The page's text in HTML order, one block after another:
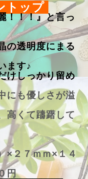
トップ
！！！』と言っ
の透明度にまる
ます♪
けしっかり留め
にも優しさが溢
高くて躊躇して
７ｍｍ×１４